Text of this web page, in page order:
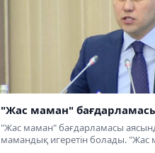
"Жас маман"
"Жас маман" бағдарламасы
мамандық игеретін болады. "Жас